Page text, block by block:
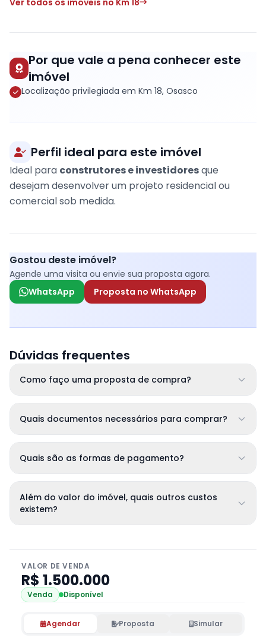
Ver todos os imóveis no Km 18
Por que vale a pena conhecer este
imóvel
Localização privilegiada em Km 18, Osasco
Perfil ideal para este imóvel
Ideal para construtores e investidoresque
desejam desenvolver um projeto residencial ou
comercial sob medida.
Gostou deste imóvel?
Agende uma visita ou envie sua proposta agora.
WhatsApp
Proposta no WhatsApp
Dúvidas frequentes
Como faço uma proposta de compra?
Quais documentos necessários para comprar?
Quais são as formas de pagamento?
Além do valor do imóvel, quais outros custos
existem?
VALOR DE VENDA
R$ 1.500.000
Venda Disponível
Agendar Proposta Simular